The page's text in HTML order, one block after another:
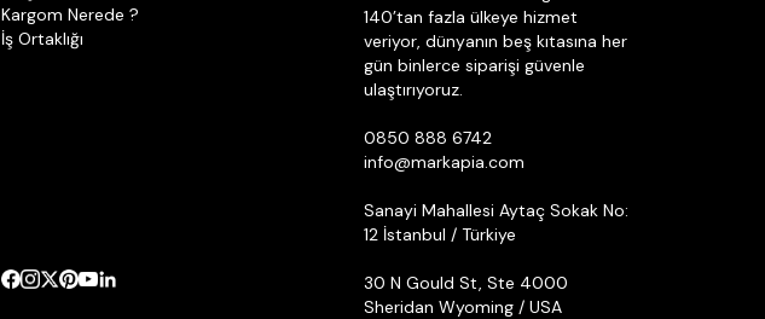
Kargom Nerede ?
İş Ortaklığı
140’tan fazla ülkeye hizmet
veriyor, dünyanın beş kıtasına her
gün binlerce siparişi güvenle
ulaştırıyoruz.
0850 888 6742
info@markapia.com
Sanayi Mahallesi Aytaç Sokak No:
12 İstanbul / Türkiye
30 N Gould St, Ste 4000
Sheridan Wyoming / USA